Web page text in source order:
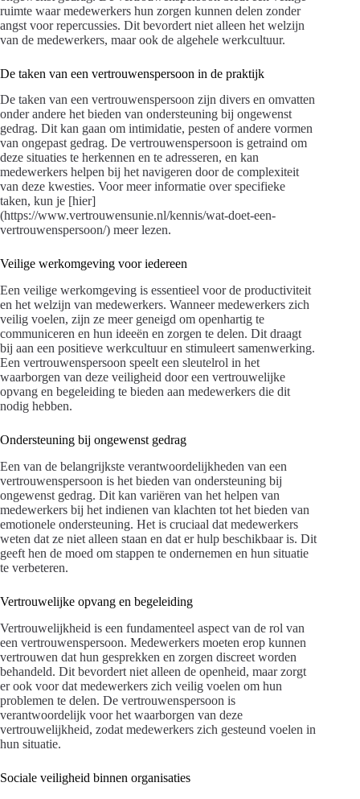
ruimte waar medewerkers hun zorgen kunnen delen zonder
angst voor repercussies. Dit bevordert niet alleen het welzijn
van de medewerkers, maar ook de algehele werkcultuur.
De taken van een vertrouwenspersoon in de praktijk
De taken van een vertrouwenspersoon zijn divers en omvatten
onder andere het bieden van ondersteuning bij ongewenst
gedrag. Dit kan gaan om intimidatie, pesten of andere vormen
van ongepast gedrag. De vertrouwenspersoon is getraind om
deze situaties te herkennen en te adresseren, en kan
medewerkers helpen bij het navigeren door de complexiteit
van deze kwesties. Voor meer informatie over specifieke
taken, kun je [hier]
(https://www.vertrouwensunie.nl/kennis/wat-doet-een-
vertrouwenspersoon/) meer lezen.
Veilige werkomgeving voor iedereen
Een veilige werkomgeving is essentieel voor de productiviteit
en het welzijn van medewerkers. Wanneer medewerkers zich
veilig voelen, zijn ze meer geneigd om openhartig te
communiceren en hun ideeën en zorgen te delen. Dit draagt
bij aan een positieve werkcultuur en stimuleert samenwerking.
Een vertrouwenspersoon speelt een sleutelrol in het
waarborgen van deze veiligheid door een vertrouwelijke
opvang en begeleiding te bieden aan medewerkers die dit
nodig hebben.
Ondersteuning bij ongewenst gedrag
Een van de belangrijkste verantwoordelijkheden van een
vertrouwenspersoon is het bieden van ondersteuning bij
ongewenst gedrag. Dit kan variëren van het helpen van
medewerkers bij het indienen van klachten tot het bieden van
emotionele ondersteuning. Het is cruciaal dat medewerkers
weten dat ze niet alleen staan en dat er hulp beschikbaar is. Dit
geeft hen de moed om stappen te ondernemen en hun situatie
te verbeteren.
Vertrouwelijke opvang en begeleiding
Vertrouwelijkheid is een fundamenteel aspect van de rol van
een vertrouwenspersoon. Medewerkers moeten erop kunnen
vertrouwen dat hun gesprekken en zorgen discreet worden
behandeld. Dit bevordert niet alleen de openheid, maar zorgt
er ook voor dat medewerkers zich veilig voelen om hun
problemen te delen. De vertrouwenspersoon is
verantwoordelijk voor het waarborgen van deze
vertrouwelijkheid, zodat medewerkers zich gesteund voelen in
hun situatie.
Sociale veiligheid binnen organisaties